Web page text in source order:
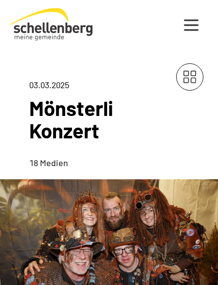
Gemeinde Schellenberg Startseite
03.03.2025
Mönsterli
Konzert
18 Medien